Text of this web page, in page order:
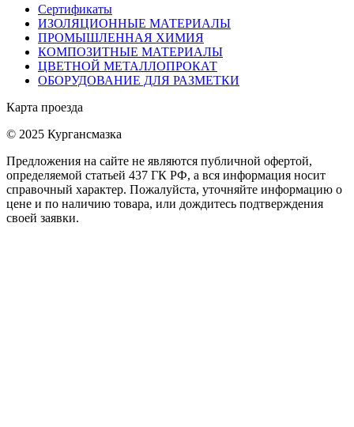
Сертификаты
ИЗОЛЯЦИОННЫЕ МАТЕРИАЛЫ
ПРОМЫШЛЕННАЯ ХИМИЯ
КОМПОЗИТНЫЕ МАТЕРИАЛЫ
ЦВЕТНОЙ МЕТАЛЛОПРОКАТ
ОБОРУДОВАНИЕ ДЛЯ РАЗМЕТКИ
Карта проезда
© 2025 Кургансмазка
Предложения на сайте не являются публичной офертой,
определяемой статьей 437 ГК РФ, а вся информация носит
справочный характер. Пожалуйста, уточняйте информацию о
цене и по наличию товара, или дождитесь подтверждения
своей заявки.